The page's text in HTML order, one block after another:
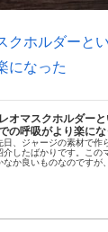
クホルダーと
になった
オマスクホルダー
の呼吸がより楽にな
日、ジャージの素材で作
介したばかりです。この
なか良いものなのですが